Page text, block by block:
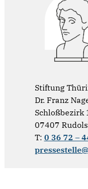
Stiftung
Dr. Franz
Schloßbezirk
07407
T: 0 36 72 –